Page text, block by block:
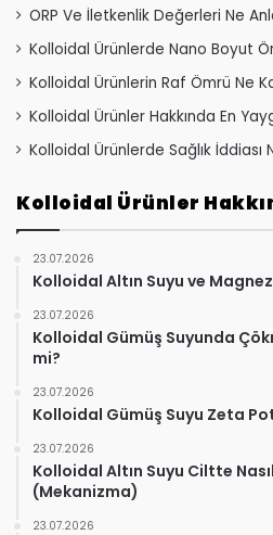
ORP Ve İletkenlik Değerleri Ne
Kolloidal Ürünlerde Nano Boyut
Kolloidal Ürünlerin Raf Ömrü Ne
Kolloidal Ürünler Hakkında En
Kolloidal Ürünlerde Sağlık İddiası
Kolloidal Ürünler
23.07.2026
Kolloidal Altın Suyu ve
23.07.2026
Kolloidal Gümüş Suyunda
mi?
23.07.2026
Kolloidal Gümüş Suyu Zeta
23.07.2026
Kolloidal Altın Suyu Ciltte
(Mekanizma)
23.07.2026